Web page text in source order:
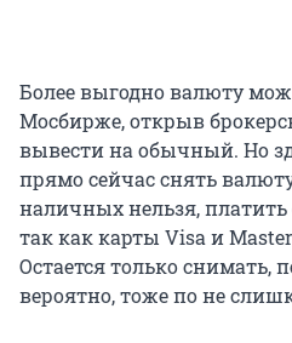
Более выгодно валюту
Мосбирже, открыв
вывести на обычный. Но
прямо сейчас снять
наличных нельзя, платить
так как карты Visa и
Остается только снимать,
вероятно, тоже по не